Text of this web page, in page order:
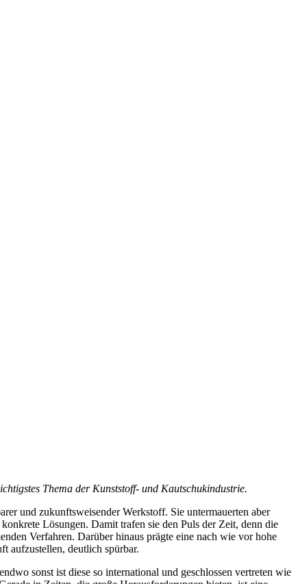
Thema der Kunststoff- und Kautschukindustrie.
und zukunftsweisender Werkstoff. Sie untermauerten aber
Lösungen. Damit trafen sie den Puls der Zeit, denn die
Verfahren. Darüber hinaus prägte eine nach wie vor hohe
aufzustellen, deutlich spürbar.
sonst ist diese so international und geschlossen vertreten wie